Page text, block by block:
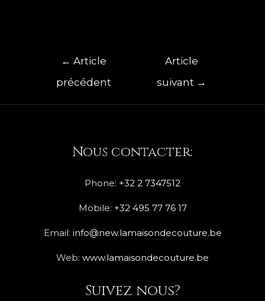
← Article
précédent
Article
suivant →
Nous contacter:
Phone: +32 2 7347512
Mobile: +32 495 77 76 17
Email: info@new.lamaisondecouture.be
Web: www.lamaisondecouture.be
Suivez nous?